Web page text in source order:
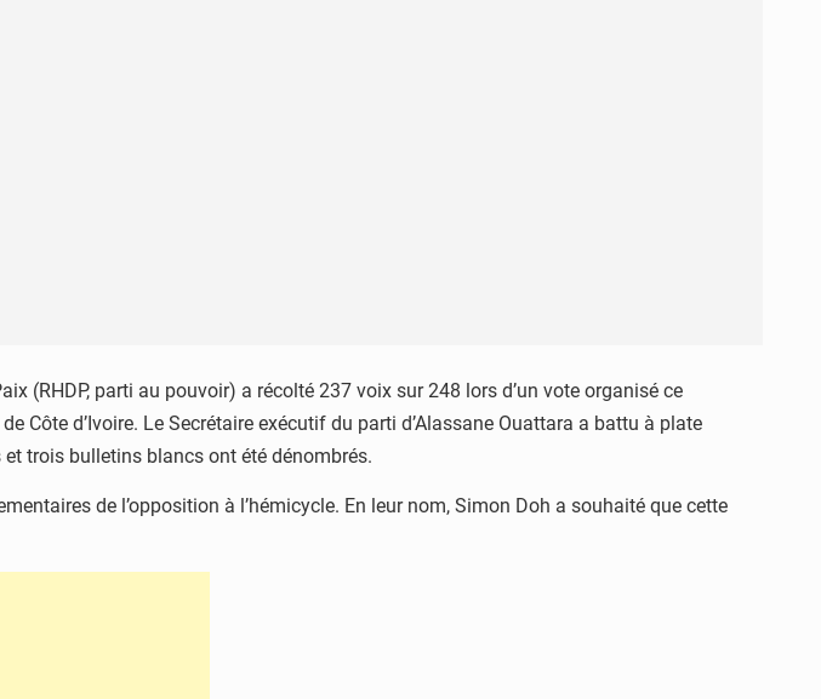
(RHDP, parti au pouvoir) a récolté 237 voix sur 248 lors d’un vote organisé ce
Côte d’Ivoire. Le Secrétaire exécutif du parti d’Alassane Ouattara a battu à plate
trois bulletins blancs ont été dénombrés.
de l’opposition à l’hémicycle. En leur nom, Simon Doh a souhaité que cette